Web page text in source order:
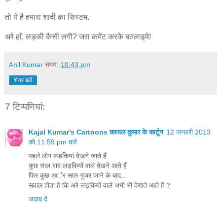
तो ये है हमारा शादी का सिस्टम.
अरे हाँ, लड़की कैसी लगी? जरा कमेंट करके बतलाइये!
Anil Kumar समय: 10:43 pm
शेयर करें
7 टिप्‍पणियां:
Kajal Kumar's Cartoons काजल कुमार के कार्टून 12 जनवरी 2013
को 11:59 pm बजे
पहले लोग लड़कियां देखने जाते हैं.
कुछ साल बाद लड़कियों वाले देखने आते हैं
फिर कुछ आैर साल गुजर जाने के बाद...
सवाल होता है कि अरे लड़कियों वाले अभी भी देखते आते हैं ?
जवाब दें